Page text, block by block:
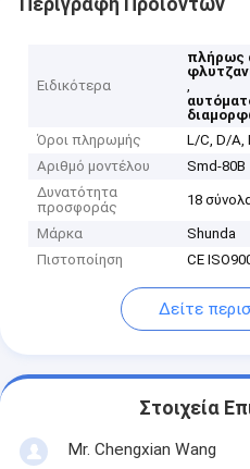
Ειδικότερα
πλήρως
,
Όροι πληρωμής
L/C, D/A,
Αριθμό μοντέλου
Smd-80B
Δυνατότητα
προσφοράς
18
Μάρκα
Shunda
Πιστοποίηση
CE
Δείτε
Στοιχεία
Mr. Chengxian Wang